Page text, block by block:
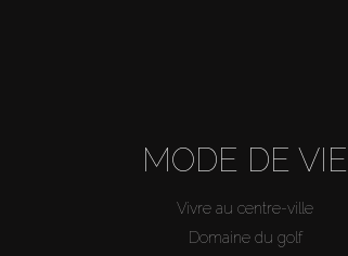
MODE DE VIE
Vivre au centre-ville
Domaine du golf